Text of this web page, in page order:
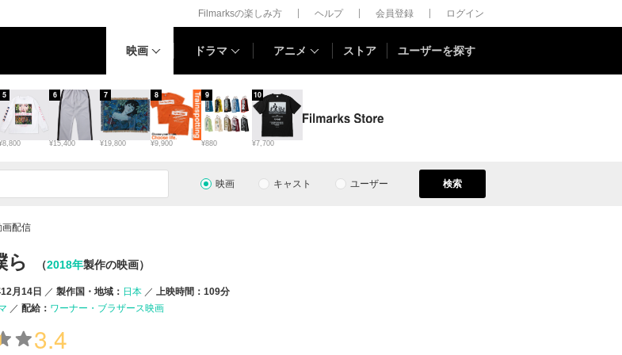
Filmarksの楽しみ方 ヘルプ 会員登録 ログイン
映画 ドラマ アニメ ストア ユーザーを探す
5
¥15,400
6
¥19,800
7
¥9,900
8
¥880
9
¥7,700
10
映画 キャスト ユーザー 検索
画配信
ら （2018年製作の映画）
月14日 製作国・地域： 日本
上映時間：109分
配給： ワーナー・ブラザース映画
3.4